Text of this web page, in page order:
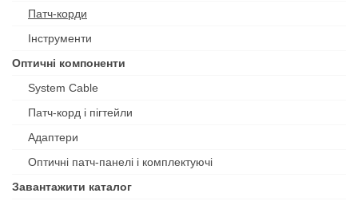
Патч-корди
Інструменти
Оптичні компоненти
System Cable
Патч-корд і пігтейли
Адаптери
Оптичні патч-панелі і комплектуючі
Завантажити каталог